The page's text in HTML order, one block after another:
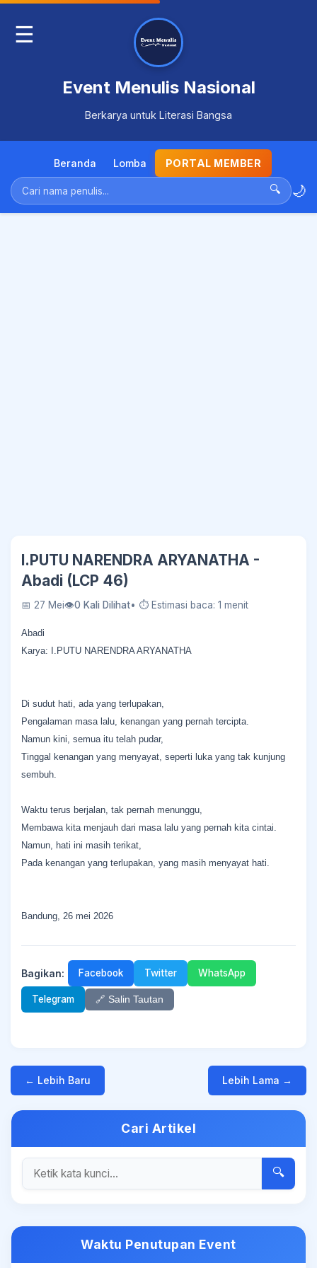
☰
Event Menulis Nasional
Berkarya untuk Literasi Bangsa
Beranda Lomba PORTAL MEMBER
🔍 🌙
I.PUTU NARENDRA ARYANATHA -
Abadi (LCP 46)
📅 27 Mei👁0 Kali Dilihat• ⏱ Estimasi baca: 1 menit
Abadi
Karya: I.PUTU NARENDRA ARYANATHA
Di sudut hati, ada yang terlupakan,
Pengalaman masa lalu, kenangan yang pernah tercipta.
Namun kini, semua itu telah pudar,
Tinggal kenangan yang menyayat, seperti luka yang tak kunjung
sembuh.
Waktu terus berjalan, tak pernah menunggu,
Membawa kita menjauh dari masa lalu yang pernah kita cintai.
Namun, hati ini masih terikat,
Pada kenangan yang terlupakan, yang masih menyayat hati.
Bandung, 26 mei 2026
Bagikan: Facebook Twitter WhatsApp
Telegram 🔗 Salin Tautan
← Lebih Baru Lebih Lama →
Cari Artikel
🔍
Waktu Penutupan Event